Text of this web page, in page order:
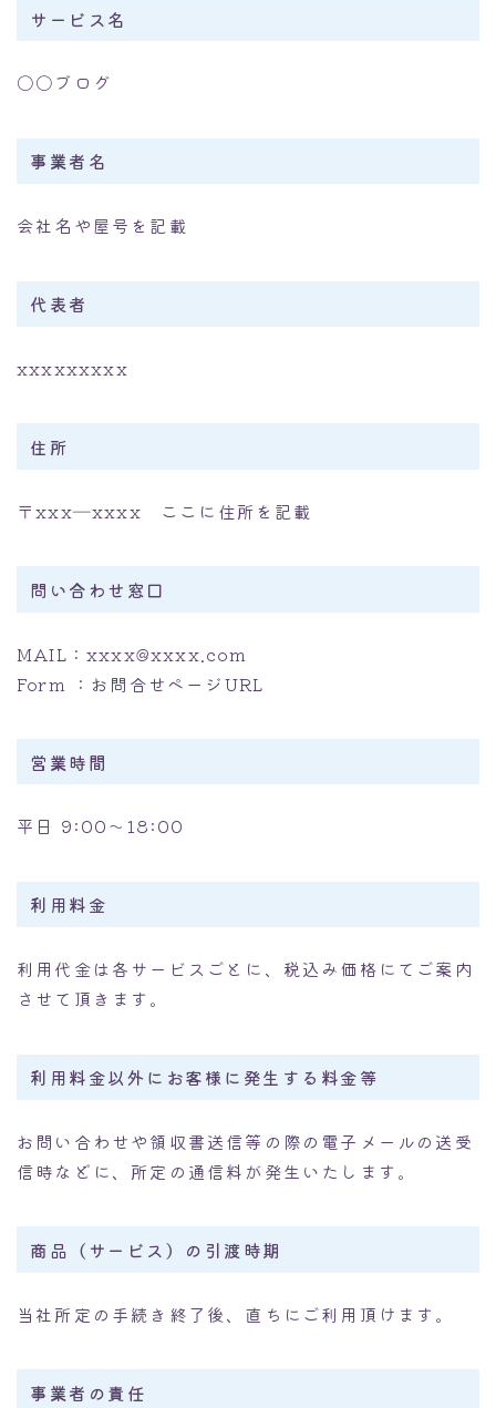
サービス名
〇〇ブログ
事業者名
会社名や屋号を記載
代表者
xxxxxxxxx
住所
〒xxx―xxxx ここに住所を記載
問い合わせ窓口
MAIL：xxxx@xxxx.com
Form ：お問合せページURL
営業時間
平日 9:00～18:00
利用料金
利用代金は各サービスごとに、税込み価格にてご案内
させて頂きます。
利用料金以外にお客様に発生する料金等
お問い合わせや領収書送信等の際の電子メールの送受
信時などに、所定の通信料が発生いたします。
商品（サービス）の引渡時期
当社所定の手続き終了後、直ちにご利用頂けます。
事業者の責任